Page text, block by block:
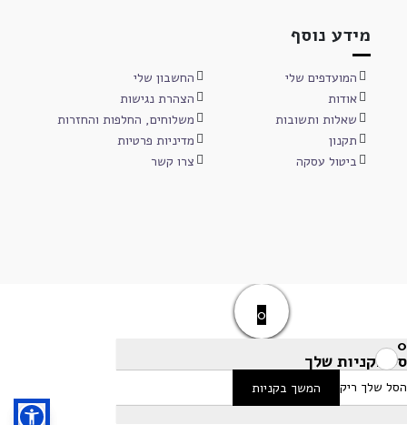
מידע נוסף
המועדפים שלי
החשבון שלי
אודות
הצהרת נגישות
שאלות ותשובות
משלוחים, החלפות והחזרות
תקנון
מדיניות פרטיות
ביטול עסקה
צרו קשר
0
0
סל הקניות שלך
הסל שלך ריק המשך בקניות